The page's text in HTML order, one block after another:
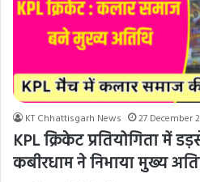
KT Chhattisgarh News 27 December
KPL क्रिकेट प्रतियोगिता में
कबीरधाम ने निभाया मुख्य